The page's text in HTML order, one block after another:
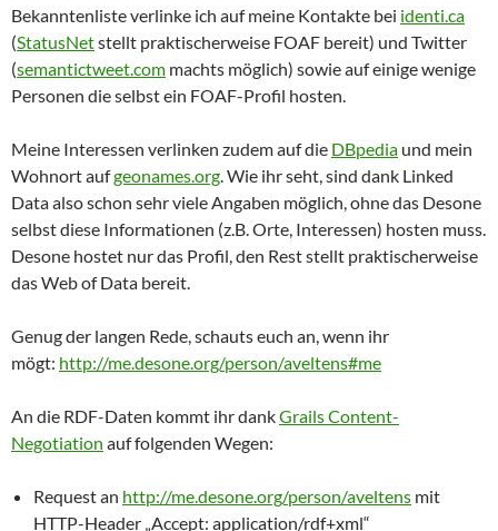
Bekanntenliste verlinke ich auf meine Kontakte bei identi.ca
(StatusNetstellt praktischerweise FOAF bereit) und Twitter
(semantictweet.com machts möglich) sowie auf einige wenige
Personen die selbst ein FOAF-Profil hosten.
Meine Interessen verlinken zudem auf die DBpedia und mein
Wohnort aufgeonames.org. Wie ihr seht, sind dank Linked
Data also schon sehr viele Angaben möglich, ohne das Desone
selbst diese Informationen (z.B. Orte, Interessen) hosten muss.
Desone hostet nur das Profil, den Rest stellt praktischerweise
das Web of Data bereit.
Genug der langen Rede, schauts euch an, wenn ihr
mögt: http://me.desone.org/person/aveltens#me
An die RDF-Daten kommt ihr dankGrails Content-
Negotiation auf folgenden Wegen:
Request an http://me.desone.org/person/aveltens mit
HTTP-Header „Accept: application/rdf+xml“